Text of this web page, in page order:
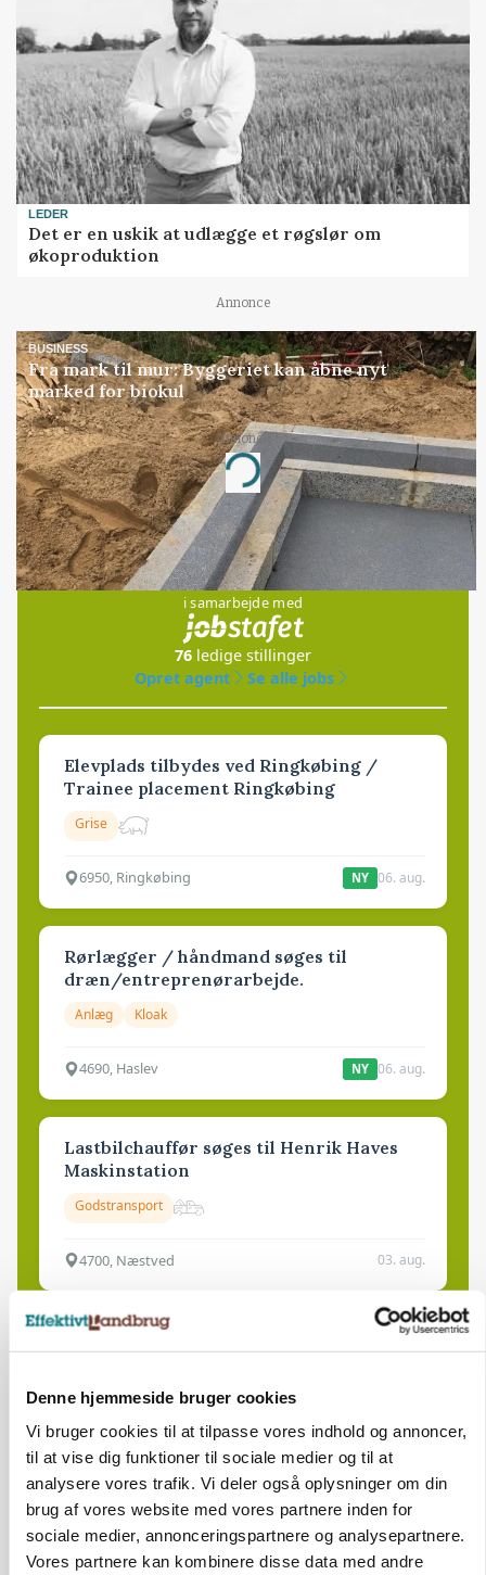
Denne hjemmeside bruger cookies
Vi bruger cookies til at tilpasse vores indhold og annoncer,
til at vise dig funktioner til sociale medier og til at
analysere vores trafik. Vi deler også oplysninger om din
brug af vores website med vores partnere inden for
sociale medier, annonceringspartnere og analysepartnere.
Vores partnere kan kombinere disse data med andre
LEDER
Det er en uskik at udlægge et røgslør om
økoproduktion
Annonce
BUSINESS
Fra mark til mur: Byggeriet kan åbne nyt
marked for biokul
Annonce
Loading...
Jobs
i samarbejde med
76 ledige stillinger
Opret agent
Se alle jobs
Elevplads tilbydes ved Ringkøbing /
Trainee placement Ringkøbing
Grise
6950, Ringkøbing NY 06. aug.
Rørlægger / håndmand søges til
dræn/entreprenørarbejde.
Anlæg Kloak
4690, Haslev NY 06. aug.
Lastbilchauffør søges til Henrik Haves
Maskinstation
Godstransport
4700, Næstved 03. aug.
Medarbejdere til griseproduktion
9681, Ranum 03. aug.
Kalvepasser til ejendom i udvikling søges
Kalve